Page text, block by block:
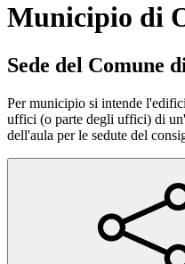
Municipio di
Sede del Comune
Per municipio si intende
uffici (o parte degli uffici) di
dell'aula per le sedute del